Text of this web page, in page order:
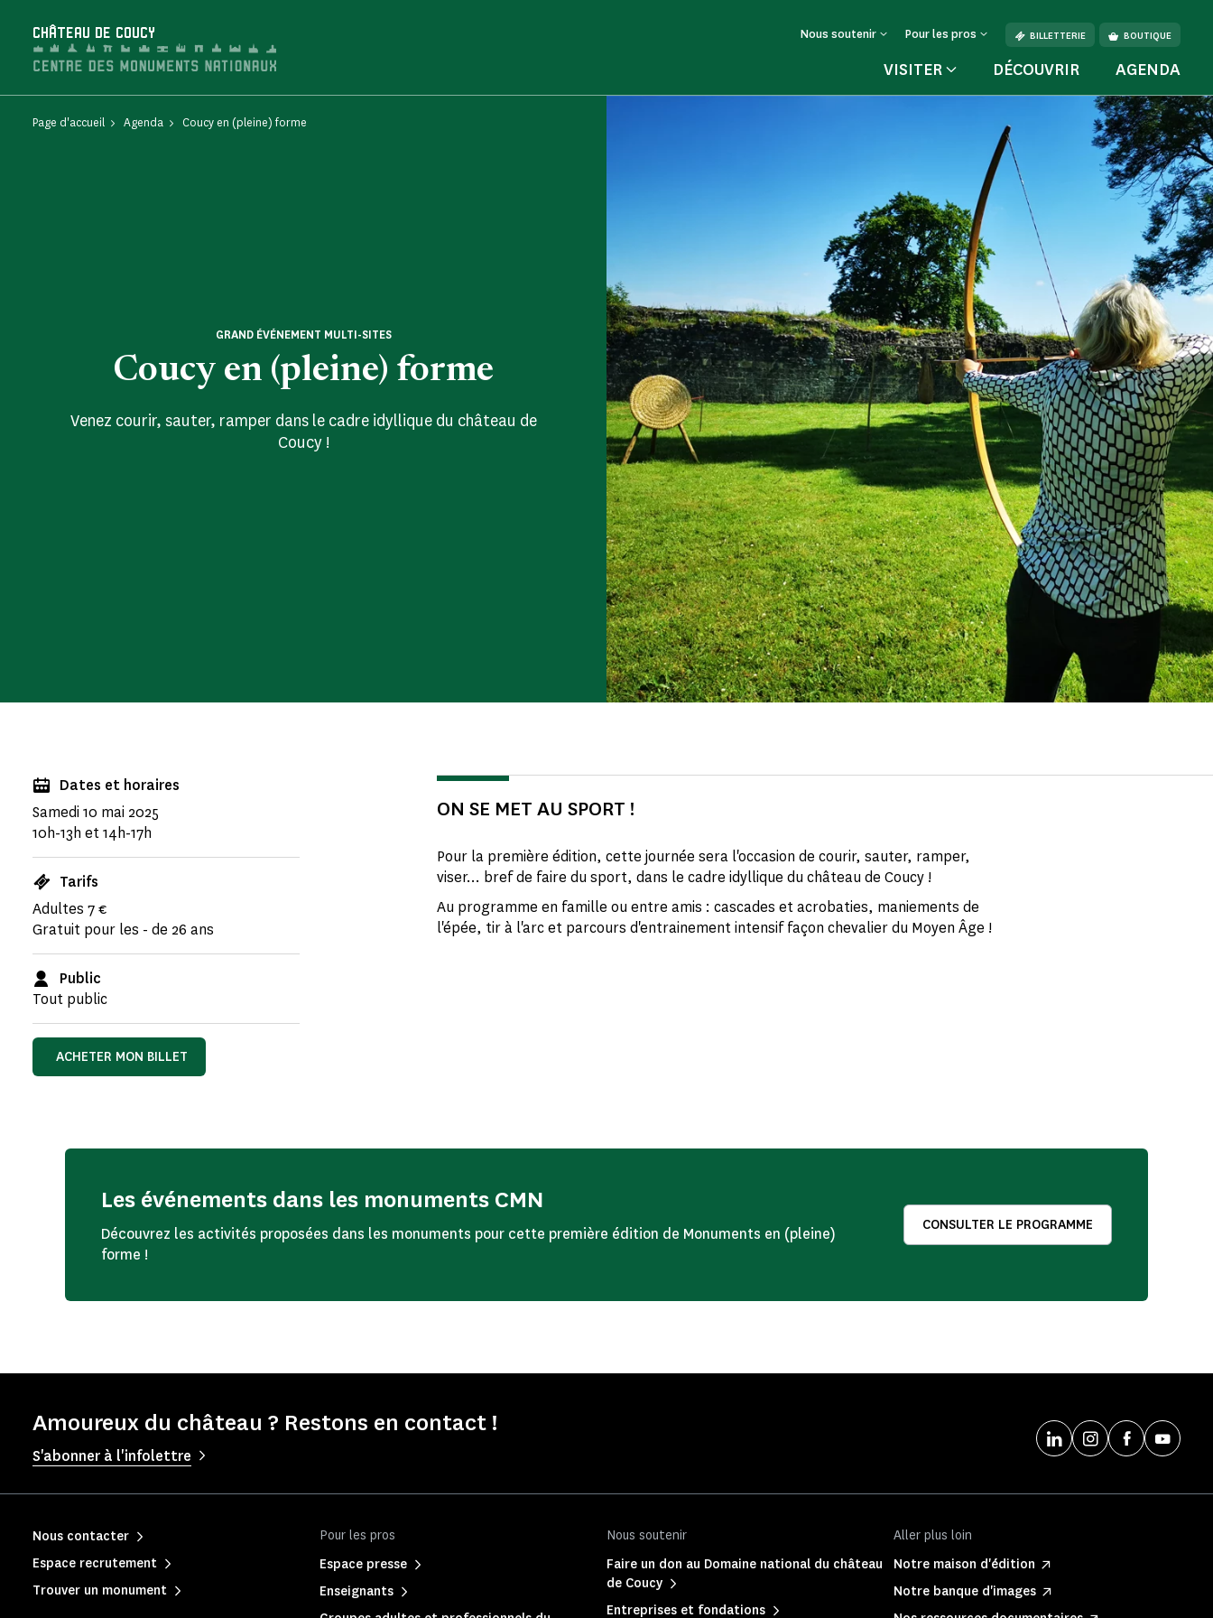
CHÂTEAU DE COUCY Nous soutenir Pour les pros BILLETTERIE BOUTIQUE
VISITER DÉCOUVRIR AGENDA
Page d'accueil Agenda Coucy en (pleine) forme
Coucy en (pleine) forme
GRAND ÉVÉNEMENT MULTI-SITES
Venez courir, sauter, ramper dans le cadre idyllique du château de
Coucy !
Dates et horaires
Samedi 10 mai 2025
10h-13h et 14h-17h
Tarifs
Adultes 7 €
Gratuit pour les - de 26 ans
Public
Tout public
ACHETER MON BILLET
ON SE MET AU SPORT !
Pour la première édition, cette journée sera l'occasion de courir, sauter, ramper,
viser... bref de faire du sport, dans le cadre idyllique du château de Coucy !
Au programme en famille ou entre amis : cascades et acrobaties, maniements de
l'épée, tir à l'arc et parcours d'entrainement intensif façon chevalier du Moyen Âge !
Les événements dans les monuments CMN
Découvrez les activités proposées dans les monuments pour cette première édition de Monuments en (pleine)
forme !
CONSULTER LE PROGRAMME
Amoureux du château ? Restons en contact !
S'abonner à l'infolettre
Pour les pros
Espace presse
Enseignants
Nous soutenir
Faire un don au Domaine national du château
de Coucy
Entreprises et fondations
Aller plus loin
Notre maison d'édition
Notre banque d'images
Nous contacter
Espace recrutement
Trouver un monument